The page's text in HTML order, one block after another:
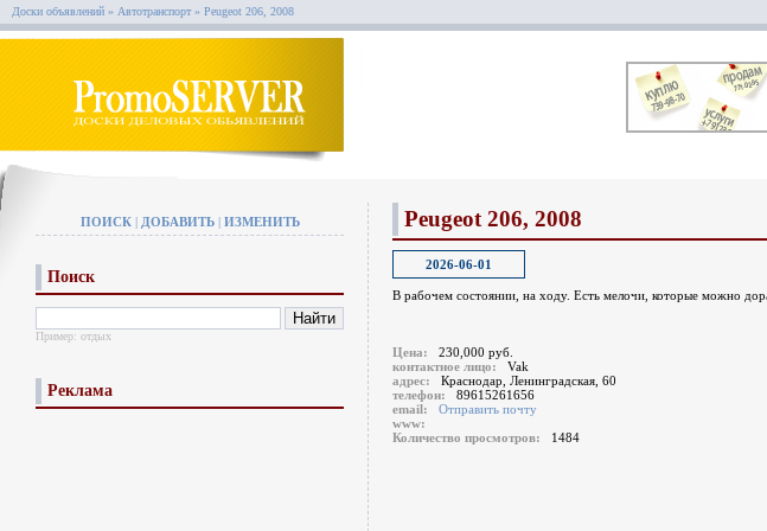
Доски объявлений » Автотранспорт» Peugeot 206, 2008
ПОИСК| ДОБАВИТЬ| ИЗМЕНИТЬ
Поиск
Пример: отдых
Реклама
Peugeot 206, 2008
2026-06-01
В рабочем состоянии, на ходу. Есть мелочи, которые можно
Цена:
230,000 руб.
контактное лицо:
Vak
адрес:
Краснодар, Ленинградская, 60
телефон:
89615261656
email:
Отправить почту
www:
Количество просмотров:
1484